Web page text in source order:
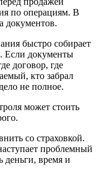
по операциям. В
документов.
быстро собирает
Если документы
договор, где
кто забрал
не полное.
может стоить
со страховкой.
проблемный
деньги, время и